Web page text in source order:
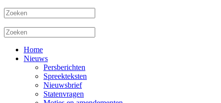
Home
Nieuws
Persberichten
Spreekteksten
Nieuwsbrief
Statenvragen